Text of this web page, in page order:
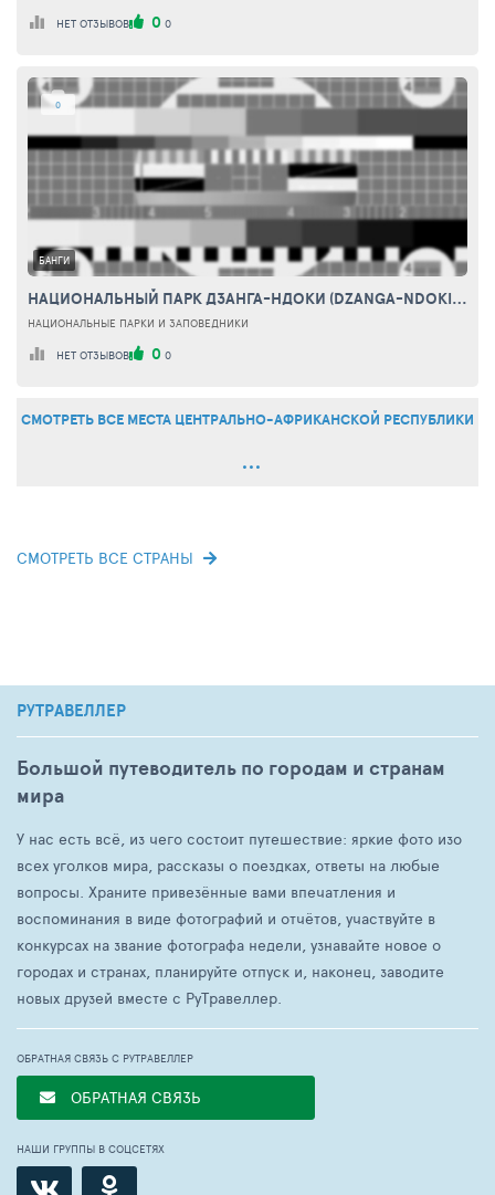
НЕТ ОТЗЫВОВ 0 0
0
БАНГИ
НАЦИОНАЛЬНЫЙ ПАРК ДЗАНГА-НДОКИ (DZANGA-NDOKI NATIONAL PARK)
НАЦИОНАЛЬНЫЕ ПАРКИ И ЗАПОВЕДНИКИ
НЕТ ОТЗЫВОВ 0 0
СМОТРЕТЬ ВСЕ МЕСТА ЦЕНТРАЛЬНО-АФРИКАНСКОЙ РЕСПУБЛИКИ
СМОТРЕТЬ ВСЕ СТРАНЫ
РУТРАВЕЛЛЕР
Большой путеводитель по городам и странам
мира
У нас есть всё, из чего состоит путешествие: яркие фото изо
всех уголков мира, рассказы о поездках, ответы на любые
вопросы. Храните привезённые вами впечатления и
воспоминания в виде фотографий и отчётов, участвуйте в
конкурсах на звание фотографа недели, узнавайте новое о
городах и странах, планируйте отпуск и, наконец, заводите
новых друзей вместе с РуТравеллер.
ОБРАТНАЯ СВЯЗЬ С РУТРАВЕЛЛЕР
ОБРАТНАЯ СВЯЗЬ
НАШИ ГРУППЫ В СОЦСЕТЯХ